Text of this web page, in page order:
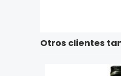
Otros clientes